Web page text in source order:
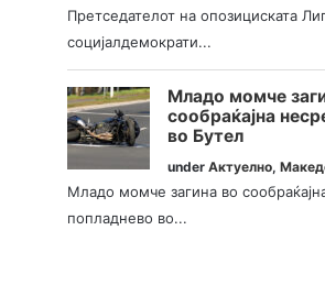
Претседателот на опозициската
социјалдемократи...
Младо момче
сообраќајна
во Бутел
underАктуелно,
Младо момче загина во
попладнево во...